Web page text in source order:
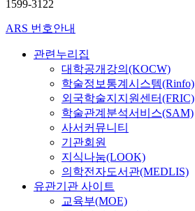
1599-3122
ARS 번호안내
관련누리집
대학공개강의(KOCW)
학술정보통계시스템(Rinfo)
외국학술지지원센터(FRIC)
학술관계분석서비스(SAM)
사서커뮤니티
기관회원
지식나눔(LOOK)
의학전자도서관(MEDLIS)
유관기관 사이트
교육부(MOE)